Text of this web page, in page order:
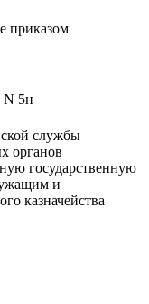
приказом
N 5н
службы
органов
государственную
и
казначейства